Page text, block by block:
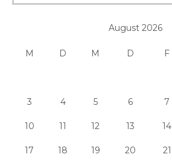
August 2026
M D M D F
3 4 5 6 7
10 11 12 13 14
17 18 19 20 21